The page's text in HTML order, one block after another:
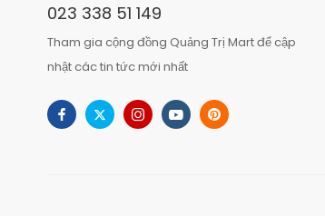
023 338 51 149
Tham gia cộng đồng Quảng Trị Mart để cập
nhật các tin tức mới nhất